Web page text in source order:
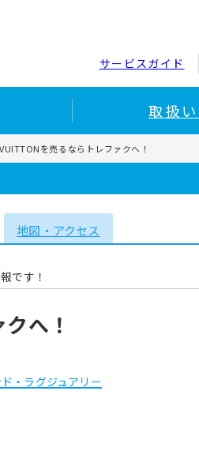
サービスガイド
取扱
を売るならトレファクへ！
地図・アクセス
です！
へ！
・ラグジュアリー